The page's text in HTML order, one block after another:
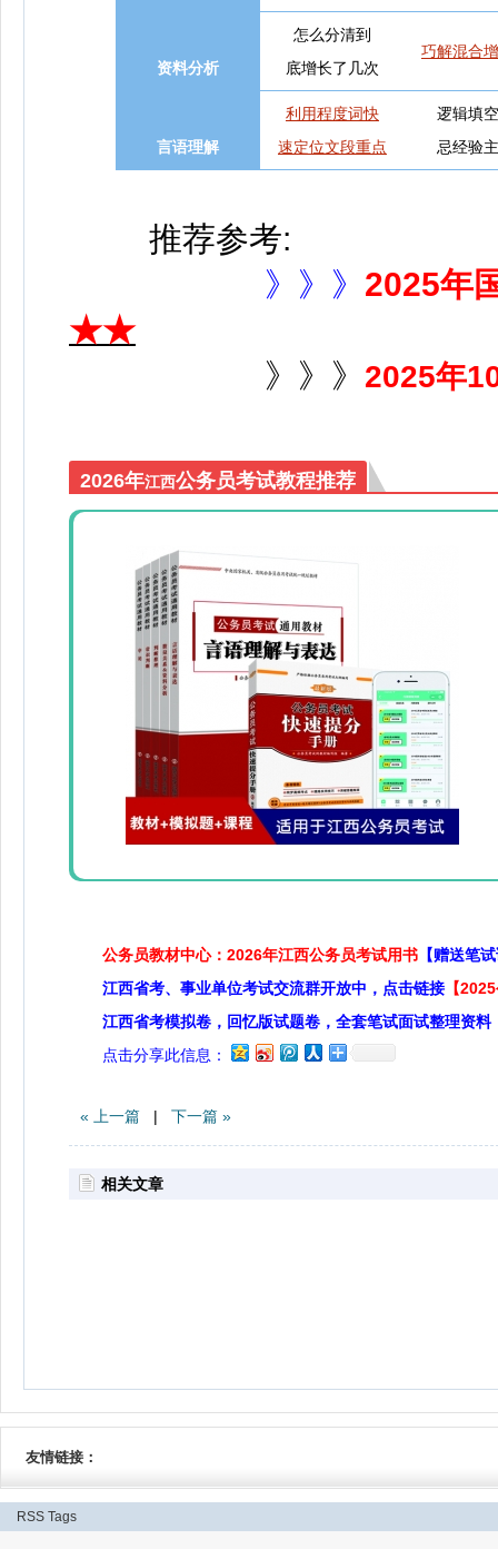
资料分析
怎么分清到
底增长了几次
巧解混合
言语理解
利用程度词快
速定位文段重点
逻辑填
忌经验
推荐参考:
》》》 2025年
★★
》》》 2025年
2026年江西公务员考试教程推荐
公务员教材中心：2026年江西公务员考试用书 【赠送笔
江西省考、事业单位考试交流群开放中，点击链接 【
江西省考模拟卷，回忆版试题卷，全套笔试面试整理资料
点击分享此信息：
« 上一篇 | 下一篇 »
相关文章
友情链接：
RSS Tags